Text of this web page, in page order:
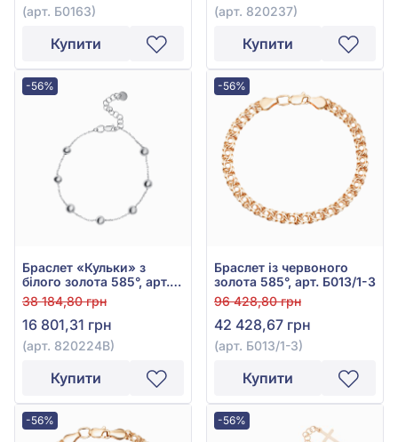
(арт. Б0163)
Купити
(арт. 820237)
Купити
-56%
Браслет «Кульки» з
білого золота 585°, арт.
820224В
38 184,80 грн
16 801,31 грн
(арт. 820224В)
Купити
-56%
Браслет із червоного
золота 585°, арт. Б013/1-3
96 428,80 грн
42 428,67 грн
(арт. Б013/1-3)
Купити
-56% -56%